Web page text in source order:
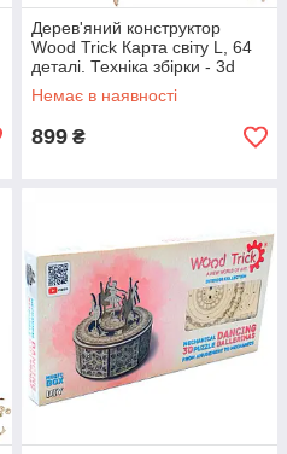
Дерев'яний конструктор
Wood Trick Карта світу L, 64
деталі. Техніка збірки - 3d
пазл
Немає в наявності
899 ₴